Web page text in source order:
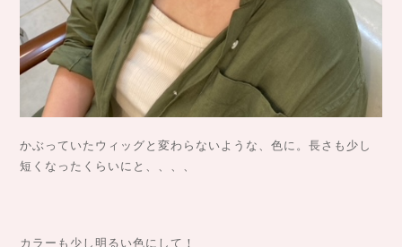
かぶっていたウィッグと変わらないような、色に。長さも少し
短くなったくらいにと、、、、
カラーも少し明るい色にして！